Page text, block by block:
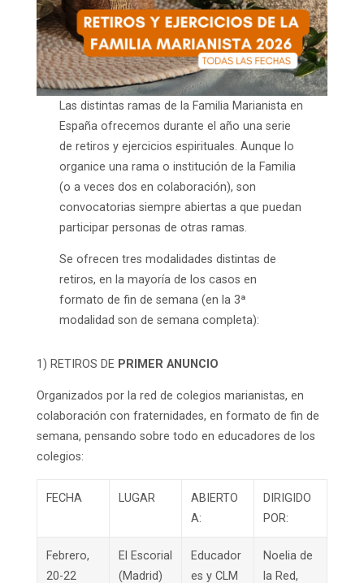
Las distintas ramas de la Familia Marianista en
España ofrecemos durante el año una serie
de retiros y ejercicios espirituales. Aunque lo
organice una rama o institución de la Familia
(o a veces dos en colaboración), son
convocatorias siempre abiertas a que puedan
participar personas de otras ramas.
Se ofrecen tres modalidades distintas de
retiros, en la mayoría de los casos en
formato de fin de semana (en la 3ª
modalidad son de semana completa):
1) RETIROS DE PRIMER ANUNCIO
Organizados por la red de colegios marianistas, en
colaboración con fraternidades, en formato de fin de
semana, pensando sobre todo en educadores de los
colegios:
FECHA LUGAR
ABIERTO
A:
DIRIGIDO
POR:
Febrero,
20-22
El Escorial
(Madrid)
Educador
es y CLM
Noelia de
la Red,